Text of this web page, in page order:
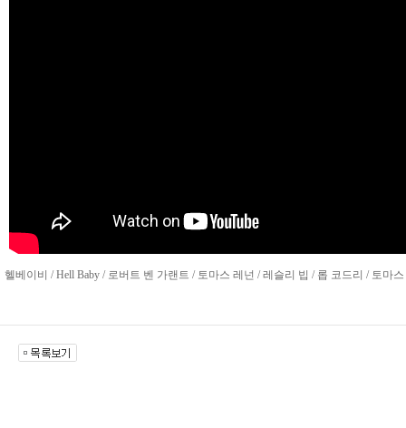
헬베이비 / Hell Baby / 로버트 벤 가랜트 / 토마스 레넌 / 레슬리 빕 / 롭 코드리 / 토마